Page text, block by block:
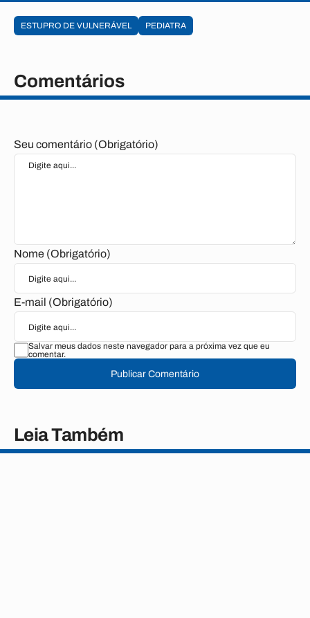
ESTUPRO DE VULNERÁVEL PEDIATRA
Comentários
Seu comentário (Obrigatório)
Nome (Obrigatório)
E-mail (Obrigatório)
Salvar meus dados neste navegador para a próxima vez que eu
comentar.
Publicar Comentário
Leia Também